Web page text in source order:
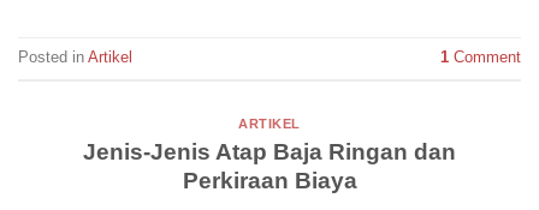
Posted in Artikel 1 Comment
ARTIKEL
Jenis-Jenis Atap Baja Ringan dan
Perkiraan Biaya